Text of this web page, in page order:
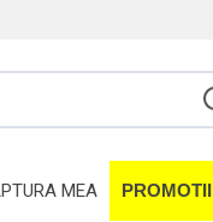
MEA PROMOTII